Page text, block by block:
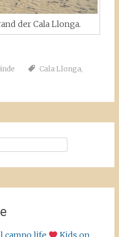
der Cala Llonga.
Cala Llonga,
campo life
Kids on